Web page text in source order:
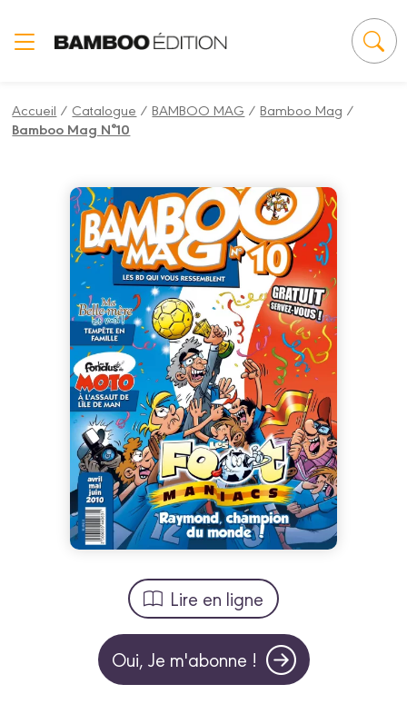
Accueil / Catalogue /BAMBOO MAG /Bamboo Mag /
Bamboo Mag N°10
Lire en ligne
Oui, Je m'abonne !